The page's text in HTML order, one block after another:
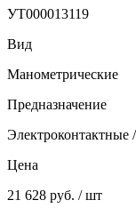
УТ000013119
Вид
Манометрические
Предназначение
Электроконтактные
Цена
21 628 руб. / шт